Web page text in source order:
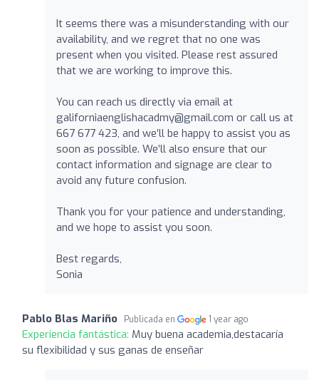
It seems there was a misunderstanding with our
availability, and we regret that no one was
present when you visited. Please rest assured
that we are working to improve this.
You can reach us directly via email at
galiforniaenglishacadmy@gmail.com or call us at
667 677 423, and we’ll be happy to assist you as
soon as possible. We’ll also ensure that our
contact information and signage are clear to
avoid any future confusion.
Thank you for your patience and understanding,
and we hope to assist you soon.
Best regards,
Sonia
Pablo Blas Mariño Publicada en 1 year ago
Experiencia fantástica: Muy buena academia,destacaría
su flexibilidad y sus ganas de enseñar